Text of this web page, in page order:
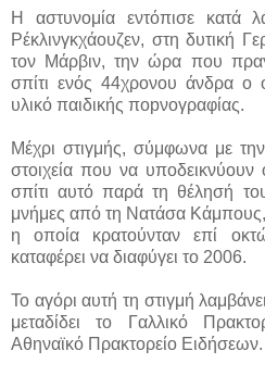
Η αστυνομία εντόπισε κατά
Ρέκλινγκχάουζεν, στη δυτική
τον Μάρβιν, την ώρα που
σπίτι ενός 44χρονου άνδρα ο
υλικό παιδικής ποpνογραφίας.
Μέχρι στιγμής, σύμφωνα με
στοιχεία που να υποδεικνύουν
σπίτι αυτό παρά τη θέλησή
μνήμες από τη Νατάσα
η οποία κρατούνταν επί
καταφέρει να διαφύγει το 2006.
Το αγόρι αυτή τη στιγμή
μεταδίδει το Γαλλικό
Αθηναϊκό Πρακτορείο Ειδήσεων.